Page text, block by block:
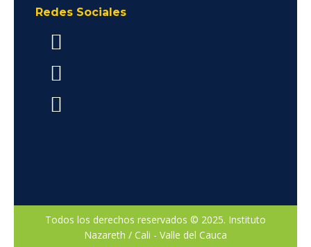
Redes Sociales
Todos los derechos reservados © 2025. Instituto
Nazareth / Cali - Valle del Cauca